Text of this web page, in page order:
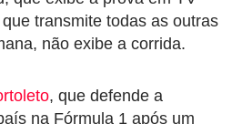
transmite todas as outras
não exibe a corrida.
, que defende a
na Fórmula 1 após um